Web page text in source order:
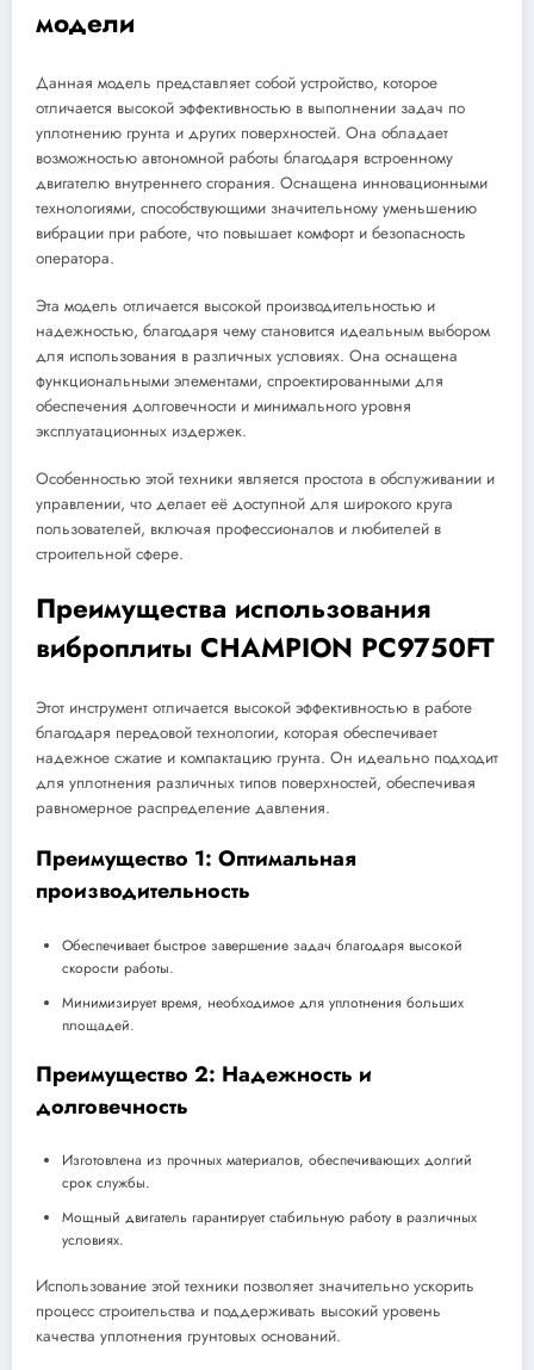
модели
Данная модель представляет собой устройство, которое
отличается высокой эффективностью в выполнении задач по
уплотнению грунта и других поверхностей. Она обладает
возможностью автономной работы благодаря встроенному
двигателю внутреннего сгорания. Оснащена инновационными
технологиями, способствующими значительному уменьшению
вибрации при работе, что повышает комфорт и безопасность
оператора.
Эта модель отличается высокой производительностью и
надежностью, благодаря чему становится идеальным выбором
для использования в различных условиях. Она оснащена
функциональными элементами, спроектированными для
обеспечения долговечности и минимального уровня
эксплуатационных издержек.
Особенностью этой техники является простота в обслуживании и
управлении, что делает её доступной для широкого круга
пользователей, включая профессионалов и любителей в
строительной сфере.
Преимущества использования
виброплиты CHAMPION PC9750FT
Этот инструмент отличается высокой эффективностью в работе
благодаря передовой технологии, которая обеспечивает
надежное сжатие и компактацию грунта. Он идеально подходит
для уплотнения различных типов поверхностей, обеспечивая
равномерное распределение давления.
Преимущество 1: Оптимальная
производительность
Обеспечивает быстрое завершение задач благодаря высокой
скорости работы.
Минимизирует время, необходимое для уплотнения больших
площадей.
Преимущество 2: Надежность и
долговечность
Изготовлена из прочных материалов, обеспечивающих долгий
срок службы.
Мощный двигатель гарантирует стабильную работу в различных
условиях.
Использование этой техники позволяет значительно ускорить
процесс строительства и поддерживать высокий уровень
качества уплотнения грунтовых оснований.